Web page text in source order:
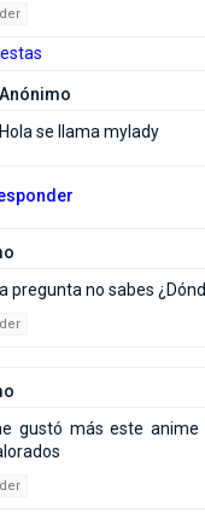
Anónimo
Hola se llama mylady
pregunta no sabes
gustó más este anime